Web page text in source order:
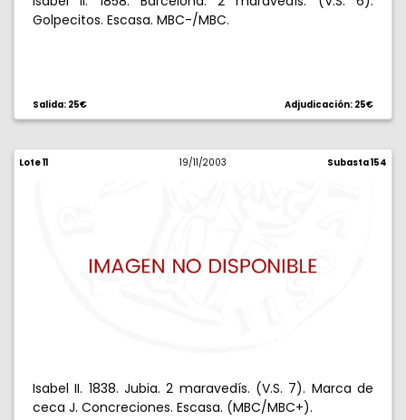
Golpecitos. Escasa. MBC-/MBC.
Salida: 25€ Adjudicación: 25€
Lote 11 19/11/2003 Subasta 154
Isabel II. 1838. Jubia. 2 maravedís. (V.S. 7). Marca de
ceca J. Concreciones. Escasa. (MBC/MBC+).